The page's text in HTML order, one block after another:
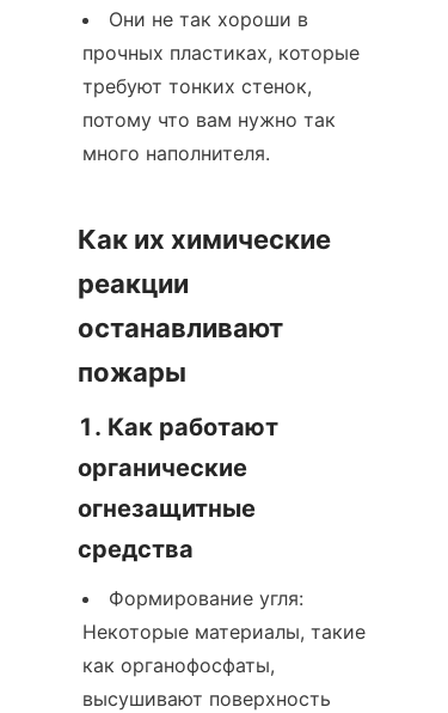
Они не так хороши в
прочных пластиках, которые
требуют тонких стенок,
потому что вам нужно так
много наполнителя.
Как их химические
реакции
останавливают
пожары
1. Как работают
органические
огнезащитные
средства
Формирование угля:
Некоторые материалы, такие
как органофосфаты,
высушивают поверхность